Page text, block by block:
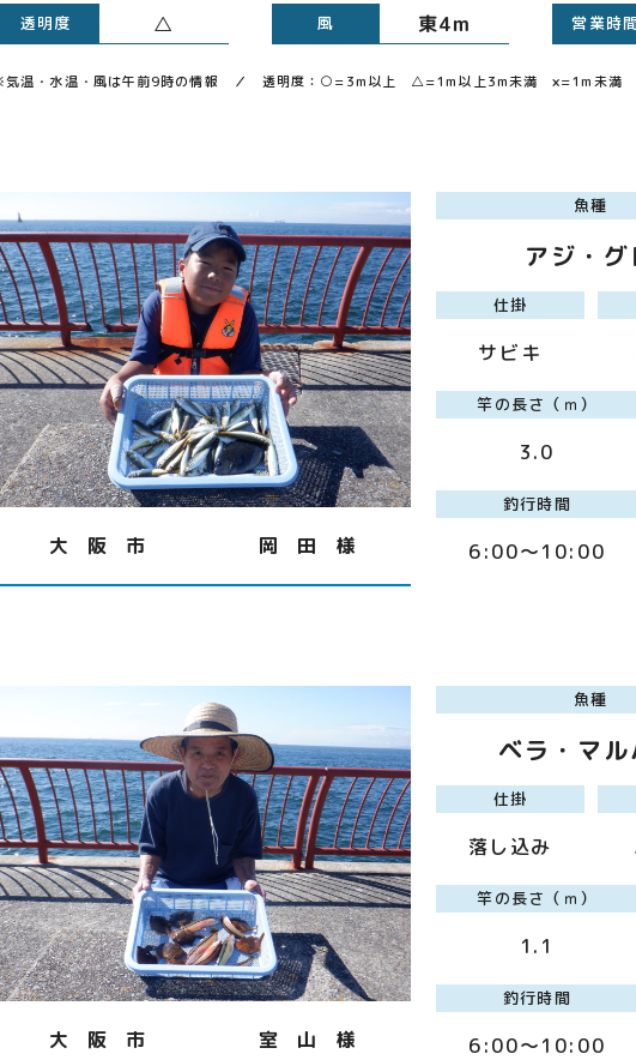
透明度 △ 風 東4m 営業時
温・水温・風は午前9時の情報 ／ 透明度：○=3m以上 △=1m以上3m未満 ×=1m未満
大 阪 市 岡 田 様
魚種
アジ・グ
仕掛
サビキ
竿の長さ（ｍ）
3.0
釣行時間
6:00～10:00
大 阪 市 室 山 様
魚種
ベラ・マル
仕掛
落し込み
竿の長さ（ｍ）
1.1
釣行時間
6:00～10:00